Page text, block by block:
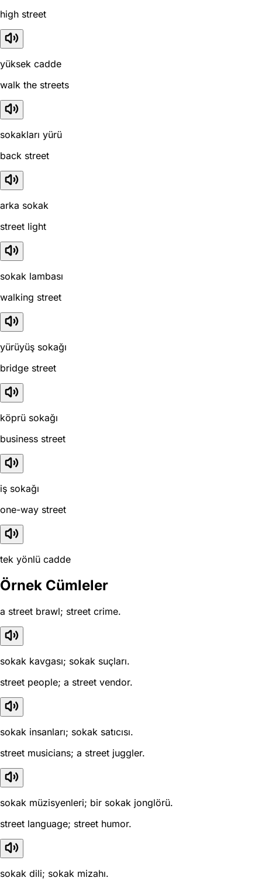
high street
yüksek cadde
walk the streets
sokakları yürü
back street
arka sokak
street light
sokak lambası
walking street
yürüyüş sokağı
bridge street
köprü sokağı
business street
iş sokağı
one-way street
tek yönlü cadde
Örnek Cümleler
a street brawl; street crime.
sokak kavgası; sokak suçları.
street people; a street vendor.
sokak insanları; sokak satıcısı.
street musicians; a street juggler.
sokak müzisyenleri; bir sokak jonglörü.
street language; street humor.
sokak dili; sokak mizahı.